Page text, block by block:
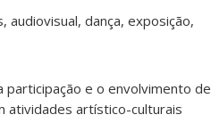
dança, exposição,
e o envolvimento de
artístico-culturais